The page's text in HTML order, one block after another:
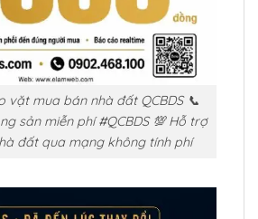
vặt mua bán nhà đất QCBDS 📞
sản miễn phí #QCBDS 💯 Hỗ trợ
đất qua mạng không tính phí